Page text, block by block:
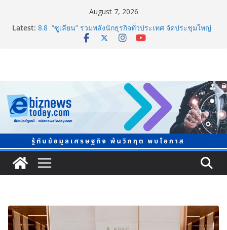
August 7, 2026
Latest: 8.8 “ซูเลียน” รวมพลังนักธุรกิจทั่วประเทศ จัดประชุมใหญ่
แห่งปี พบ CEO “ดร.ปิยะวัฒน์” ถ่ายทอดวิสัยทัศน์ธุรกิจ
“Ceramics Vietnam & Stone Vietnam 2026”
อลิอันซ์ อยุธยา ส่งเสริมคนไทยเตรียมพร้อมรับมือวิกฤต
เปิดพื้นที่ “Level Up the Care by Allianz Ayudhya
นิทรรศการยกระดับ…ความเป็นห่วง” ในงาน Hug
HeartYai
Guangzhou Yinghao School เผยวิสัยทัศน์การศึกษาที่
พร้อมรับอนาคต
TCMA จับมือแคนาดา ดันเทคโนโลยีดักจับคาร์บอนเครื่อง
แรกในไทย ปูทางอุตสาหกรรมปูนซีเมนต์สู่ Net Zero 2050